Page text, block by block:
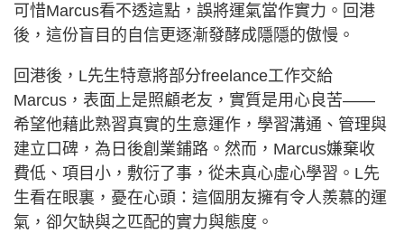
可惜Marcus看不透這點，誤將運氣當作實力。回港
後，這份盲目的自信更逐漸發酵成隱隱的傲慢。
回港後，L先生特意將部分freelance工作交給
Marcus，表面上是照顧老友，實質是用心良苦——
希望他藉此熟習真實的生意運作，學習溝通、管理與
建立口碑，為日後創業鋪路。然而，Marcus嫌棄收
費低、項目小，敷衍了事，從未真心虛心學習。L先
生看在眼裏，憂在心頭：這個朋友擁有令人羨慕的運
氣，卻欠缺與之匹配的實力與態度。